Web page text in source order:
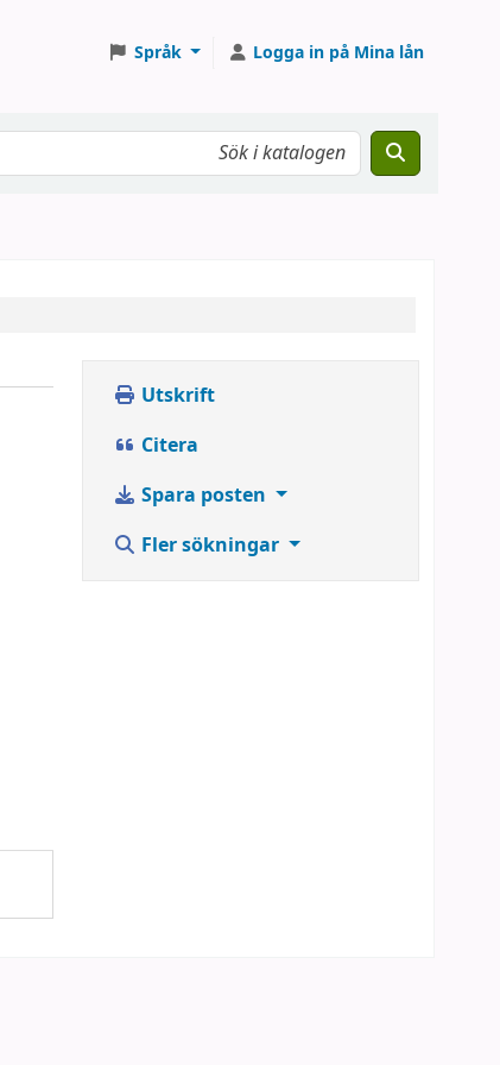
Språk Logga in på Mina lån
Utskrift
Citera
Spara posten
Fler sökningar